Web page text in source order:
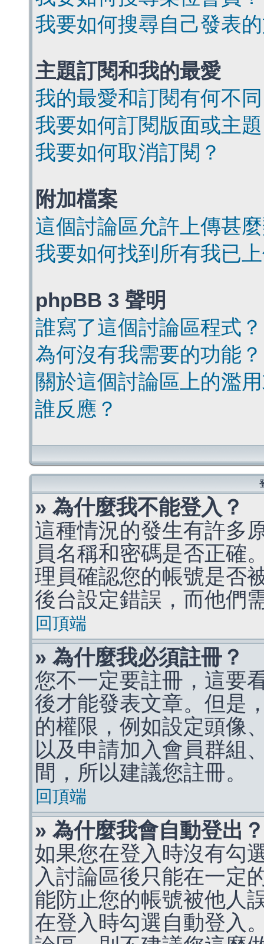
我要如何搜尋自己發表
主題訂閱和我的最愛
我的最愛和訂閱有何不
我要如何訂閱版面或主
我要如何取消訂閱？
附加檔案
這個討論區允許上傳甚
我要如何找到所有我已
phpBB 3 聲明
誰寫了這個討論區程式？
為何沒有我需要的功能？
關於這個討論區上的濫
誰反應？
» 為什麼我不能登入？
這種情況的發生有許多
員名稱和密碼是否正確
理員確認您的帳號是否
後台設定錯誤，而他們
回頂端
» 為什麼我必須註冊？
您不一定要註冊，這要
後才能發表文章。但是
的權限，例如設定頭像
以及申請加入會員群組
間，所以建議您註冊。
回頂端
» 為什麼我會自動登出？
如果您在登入時沒有勾
入討論區後只能在一定
能防止您的帳號被他人
在登入時勾選自動登入